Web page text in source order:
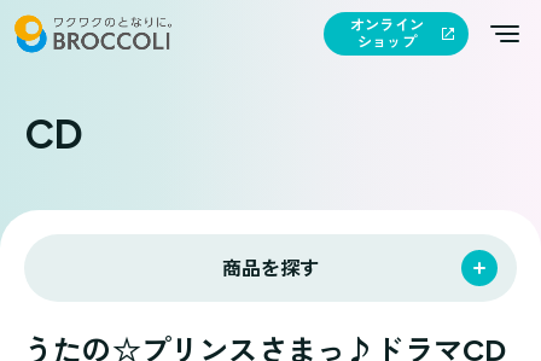
オンライン
ショップ
CD
商品を探す
うたの☆プリンスさまっ♪ドラマCD